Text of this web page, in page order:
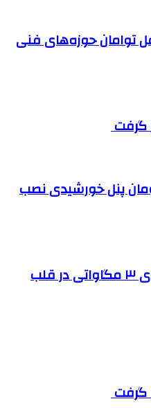
توامان حوزه‌های فنی
گرفت
تومان پنل خورشیدی نصب
ساخت نیروگاه خورشیدی ۳ مگاواتی در قلب
گرفت